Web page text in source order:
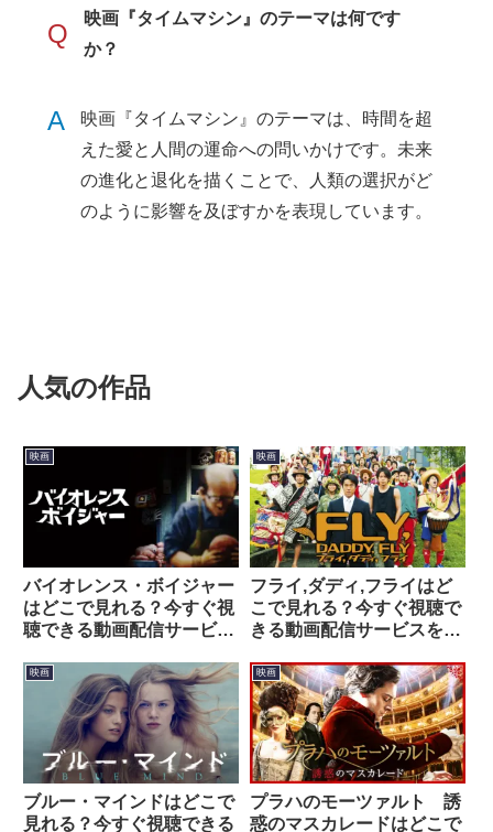
Q
映画『タイムマシン』のテーマは何です
か？
A
映画『タイムマシン』のテーマは、時間を超
えた愛と人間の運命への問いかけです。未来
の進化と退化を描くことで、人類の選択がど
のように影響を及ぼすかを表現しています。
人気の作品
映画
バイオレンス・ボイジャー
はどこで見れる？今すぐ視
聴できる動画配信サービス
映画
フライ,ダディ,フライはど
こで見れる？今すぐ視聴で
きる動画配信サービスを紹
映画
ブルー・マインドはどこで
見れる？今すぐ視聴できる
映画
プラハのモーツァルト 誘
惑のマスカレードはどこで